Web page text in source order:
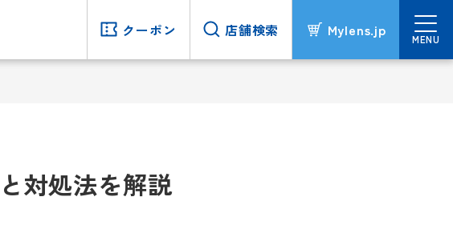
クーポン 店舗検索 Mylens.jp
MENU
対処法を解説
クーポン 店舗検索 Mylens.jp
MENU